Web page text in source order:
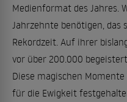
Medienformat des Jahres.
Jahrzehnte benötigen,
Rekordzeit. Auf ihrer
vor über 200.000
Diese magischen
für die Ewigkeit